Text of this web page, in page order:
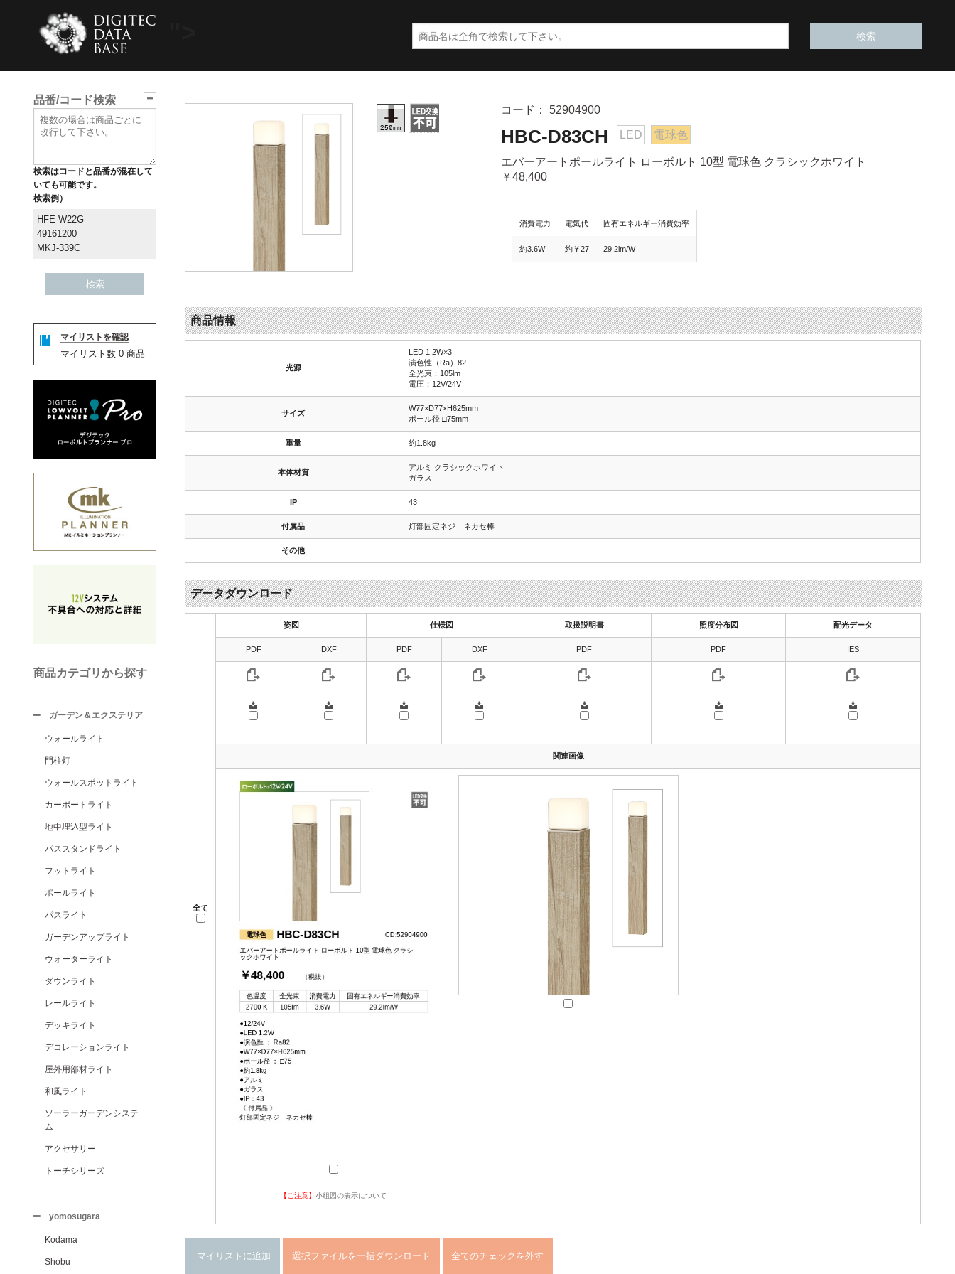
品番/コード検索
検索はコードと品番が混在して
いても可能です。
検索例）
HFE-W22G
49161200
MKJ-339C
マイリストを確認
マイリスト数 0 商品
商品カテゴリから探す
ガーデン＆エクステリア
ウォールライト
門柱灯
ウォールスポットライト
カーポートライト
地中埋込型ライト
パススタンドライト
フットライト
ポールライト
パスライト
ガーデンアップライト
ウォーターライト
ダウンライト
レールライト
デッキライト
デコレーションライト
屋外用部材ライト
和風ライト
ソーラーガーデンシステ
ム
アクセサリー
トーチシリーズ
yomosugara
Kodama
Shobu
コード： 52904900
HBC-D83CH LED 電球色
エバーアートポールライト ローボルト 10型 電球色 クラシックホワイト
￥48,400
消費電力 電気代 固有エネルギー消費効率
約3.6W 約￥27 29.2lm/W
商品情報
光源
LED 1.2W×3
演色性（Ra）82
全光束：105lm
電圧：12V/24V
サイズ
W77×D77×H625mm
ポール径 □75mm
重量 約1.8kg
本体材質
アルミ クラシックホワイト
ガラス
IP 43
付属品 灯部固定ネジ ネカセ棒
その他
データダウンロード
全て
姿図 仕様図 取扱説明書 照度分布図 配光データ
PDF DXF PDF DXF PDF PDF IES
関連画像
【ご注意】小組図の表示について